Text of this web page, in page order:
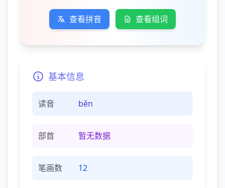
查看拼音 查看组词
基本信息
读音 běn
部首 暂无数据
笔画数 12